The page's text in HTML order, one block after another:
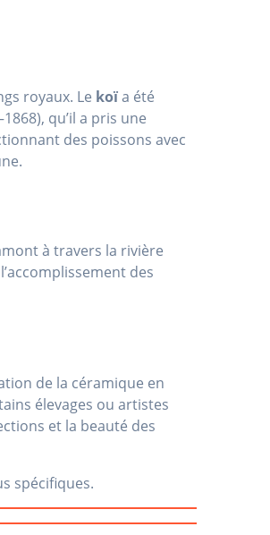
royaux. Le koïa été
qu’il a pris une
des poissons avec
à travers la rivière
des
de la céramique en
élevages ou artistes
et la beauté des
spécifiques.